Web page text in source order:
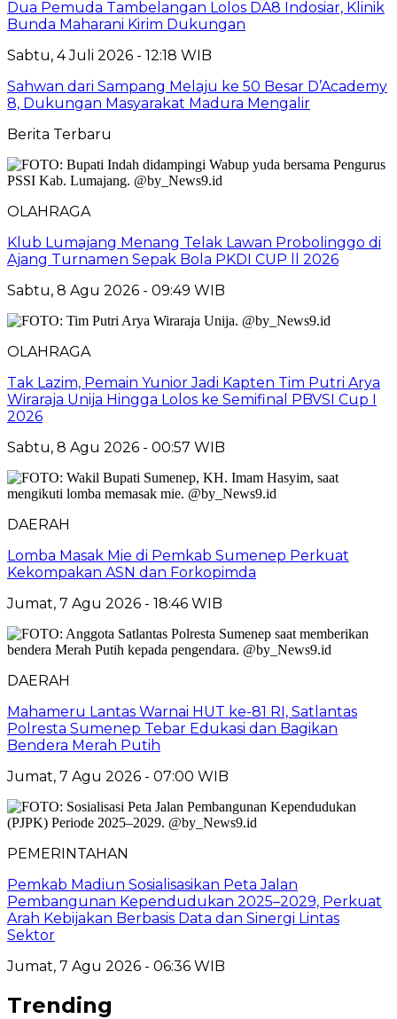
Dua Pemuda Tambelangan Lolos DA8 Indosiar, Klinik
Bunda Maharani Kirim Dukungan
Sabtu, 4 Juli 2026 - 12:18 WIB
Sahwan dari Sampang Melaju ke 50 Besar D’Academy
8, Dukungan Masyarakat Madura Mengalir
Berita Terbaru
OLAHRAGA
Klub Lumajang Menang Telak Lawan Probolinggo di
Ajang Turnamen Sepak Bola PKDI CUP ll 2026
Sabtu, 8 Agu 2026 - 09:49 WIB
OLAHRAGA
Tak Lazim, Pemain Yunior Jadi Kapten Tim Putri Arya
Wiraraja Unija Hingga Lolos ke Semifinal PBVSI Cup I
2026
Sabtu, 8 Agu 2026 - 00:57 WIB
DAERAH
Lomba Masak Mie di Pemkab Sumenep Perkuat
Kekompakan ASN dan Forkopimda
Jumat, 7 Agu 2026 - 18:46 WIB
DAERAH
Mahameru Lantas Warnai HUT ke-81 RI, Satlantas
Polresta Sumenep Tebar Edukasi dan Bagikan
Bendera Merah Putih
Jumat, 7 Agu 2026 - 07:00 WIB
PEMERINTAHAN
Pemkab Madiun Sosialisasikan Peta Jalan
Pembangunan Kependudukan 2025–2029, Perkuat
Arah Kebijakan Berbasis Data dan Sinergi Lintas
Sektor
Jumat, 7 Agu 2026 - 06:36 WIB
Trending